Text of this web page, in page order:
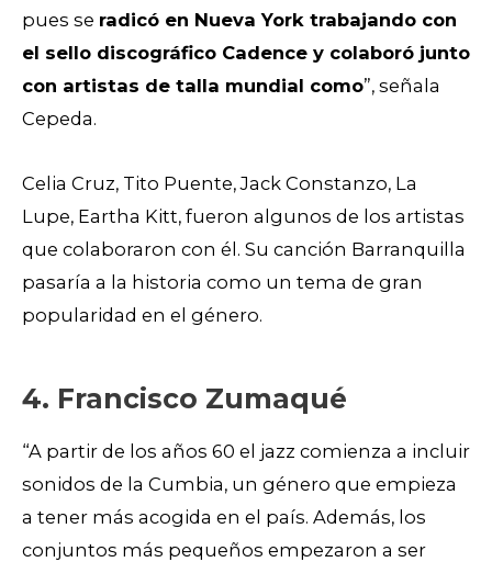
pues se radicó en Nueva York trabajando con
el sello discográfico Cadence y colaboró junto
con artistas de talla mundial como”, señala
Cepeda.
Celia Cruz, Tito Puente, Jack Constanzo, La
Lupe, Eartha Kitt, fueron algunos de los artistas
que colaboraron con él. Su canción Barranquilla
pasaría a la historia como un tema de gran
popularidad en el género.
4. Francisco Zumaqué
“A partir de los años 60 el jazz comienza a incluir
sonidos de la Cumbia, un género que empieza
a tener más acogida en el país. Además, los
conjuntos más pequeños empezaron a ser